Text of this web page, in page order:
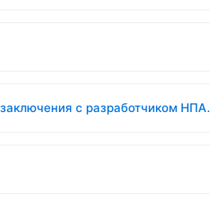
с разработчиком НПА.